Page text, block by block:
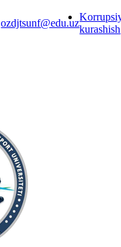
ozdjtsunf@edu.uz
kurashish